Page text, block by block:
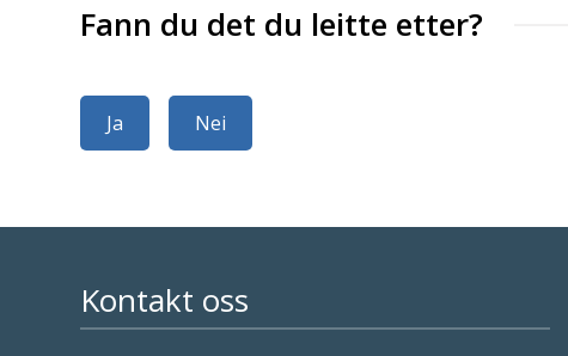
Fann du det du leitte etter?
Ja Nei
Kontakt oss